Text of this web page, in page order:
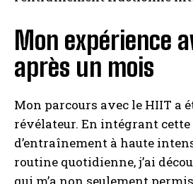
Mon expérience
après un mois
Mon parcours avec le HIIT a
révélateur. En intégrant
d’entraînement à haute
routine quotidienne, j’ai